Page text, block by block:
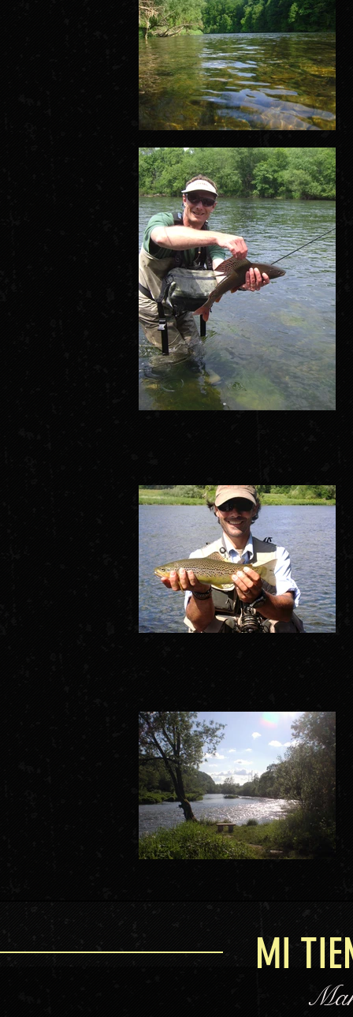
MI
MI